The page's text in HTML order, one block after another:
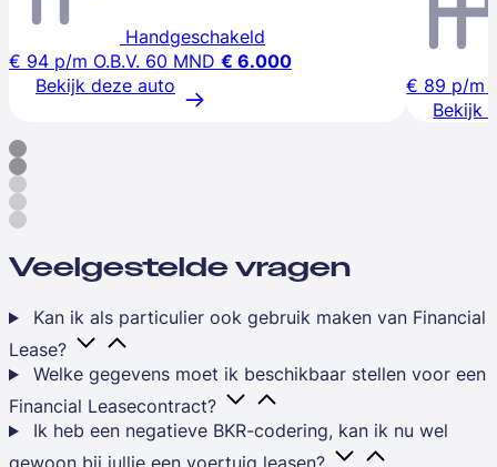
Handgeschakeld
€ 94 p/m O.B.V. 60 MND € 6.000
Bekijk deze auto
€ 89 p/m
Bekijk
Veelgestelde vragen
Kan ik als particulier ook gebruik maken van Financial
Lease?
Welke gegevens moet ik beschikbaar stellen voor een
Financial Leasecontract?
Ik heb een negatieve BKR-codering, kan ik nu wel